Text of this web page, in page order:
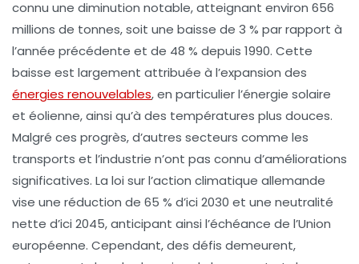
connu une diminution notable, atteignant environ 656
millions de tonnes, soit une baisse de 3 % par rapport à
l’année précédente et de 48 % depuis 1990. Cette
baisse est largement attribuée à l’expansion des
énergies renouvelables, en particulier l’énergie solaire
et éolienne, ainsi qu’à des températures plus douces.
Malgré ces progrès, d’autres secteurs comme les
transports et l’industrie n’ont pas connu d’améliorations
significatives. La loi sur l’action climatique allemande
vise une réduction de 65 % d’ici 2030 et une neutralité
nette d’ici 2045, anticipant ainsi l’échéance de l’Union
européenne. Cependant, des défis demeurent,